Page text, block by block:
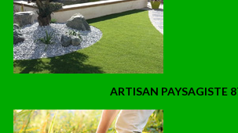
ARTISAN PAYSAGISTE